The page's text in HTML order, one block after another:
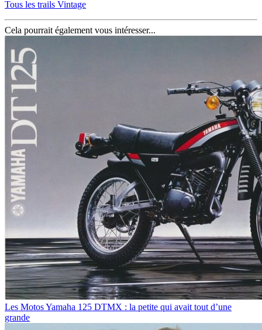
Tous les trails Vintage
Cela pourrait également vous intéresser...
Les MotosYamaha 125 DTMX : la petite qui avait tout d’une
grande